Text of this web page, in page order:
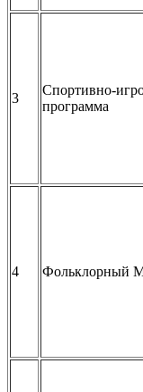
3
Спортивно-
программа
4 Фольклорный